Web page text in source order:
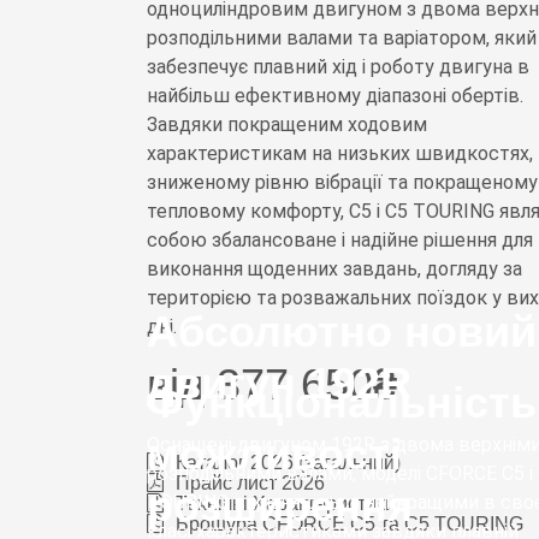
одноциліндровим двигуном з двома
розподільними валами та варіатором, який
забезпечує плавний хід і роботу двигуна в
найбільш ефективному діапазоні обертів.
Завдяки покращеним ходовим
характеристикам на низьких швидкостях,
зниженому рівню вібрації та покращеному
тепловому комфорту, C5 і C5 TOURING
собою збалансоване і надійне рішення для
виконання щоденних завдань, догляду за
територією та розважальних поїздок у
дні.
від 377 650₴
Каталог 2026 (загальний)
Прайс лист 2026
Технічні Характеристики
Брошура CFORCE C5 та C5 TOURING
Функціональність і
можливості
розширення
Абсолютно новий
двигун 192R
розподільними валами, моделі CFORCE C5 і
TOURING вирізняються найкращими в
класі характеристиками завдяки плавній